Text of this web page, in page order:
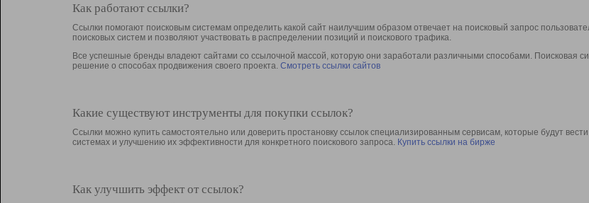
Как работают ссылки?
Ссылки помогают поисковым системам определить какой сайт наилучшим образом отвечает на поисковый запрос
поисковых систем и позволяют участвовать в раcпределении позиций и поискового трафика.
Все успешные бренды владеют сайтами со ссылочной массой, которую они заработали различными способами. Поисковая
решение о способах продвижения своего проекта. Смотреть ссылки сайтов
Какие существуют инструменты для покупки ссылок?
Ссылки можно купить самостоятельно или доверить простановку ссылок специализированным сервисам, которые будут
системах и улучшению их эффективности для конкретного поискового запроса. Купить ссылки на бирже
Как улучшить эффект от ссылок?